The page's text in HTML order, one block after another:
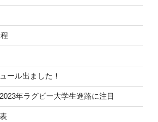
ール出ました！
年ラグビー大学生進路に注目